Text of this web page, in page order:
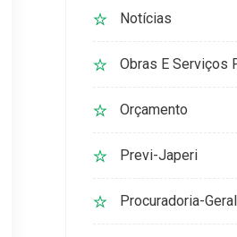
Notícias
Obras E Serviços
Orçamento
Previ-Japeri
Procuradoria-Geral